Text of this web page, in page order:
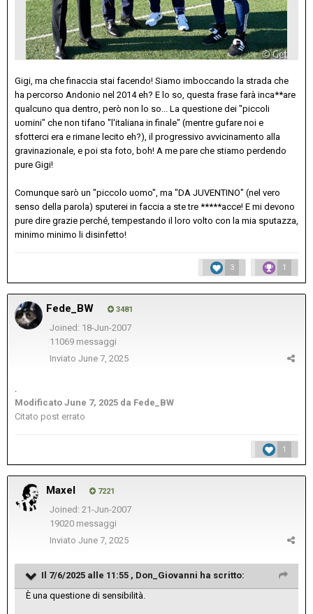
Gigi, ma che finaccia stai facendo! Siamo imboccando la strada che
ha percorso Andonio nel 2014 eh? E lo so, questa frase farà inca**are
qualcuno qua dentro, però non lo so... La questione dei "piccoli
uomini" che non tifano "l'italiana in finale" (mentre gufare noi e
sfotterci era e rimane lecito eh?), il progressivo avvicinamento alla
gravinazionale, e poi sta foto, boh! A me pare che stiamo perdendo
pure Gigi!
Comunque sarò un "piccolo uomo", ma "DA JUVENTINO" (nel vero
senso della parola) sputerei in faccia a ste tre *****acce! E mi devono
pure dire grazie perché, tempestando il loro volto con la mia sputazza,
minimo minimo li disinfetto!
3 1
Fede_BW 3481
Joined: 18-Jun-2007
11069 messaggi
Inviato June 7, 2025
Modificato June 7, 2025 da Fede_BW
Citato post errato
1
Maxel 7221
Joined: 21-Jun-2007
19020 messaggi
Inviato June 7, 2025
Il 7/6/2025 alle 11:55 , Don_Giovanni ha scritto:
È una questione di sensibilità.